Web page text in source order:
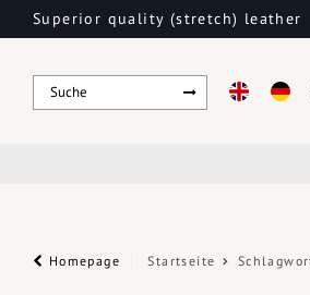
Superior quality (stretch) leather
Homepage Startseite